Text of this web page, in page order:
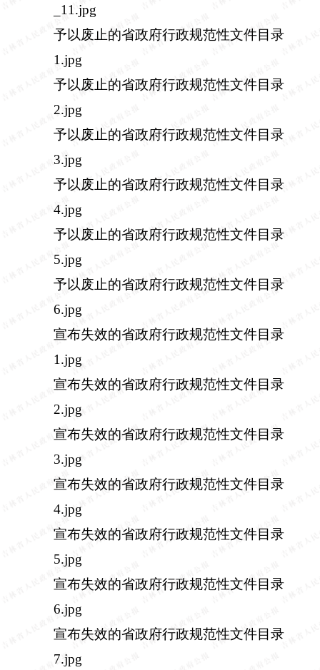
_11.jpg
予以废止的省政府行政规范性文件目录
1.jpg
予以废止的省政府行政规范性文件目录
2.jpg
予以废止的省政府行政规范性文件目录
3.jpg
予以废止的省政府行政规范性文件目录
4.jpg
予以废止的省政府行政规范性文件目录
5.jpg
予以废止的省政府行政规范性文件目录
6.jpg
宣布失效的省政府行政规范性文件目录
1.jpg
宣布失效的省政府行政规范性文件目录
2.jpg
宣布失效的省政府行政规范性文件目录
3.jpg
宣布失效的省政府行政规范性文件目录
4.jpg
宣布失效的省政府行政规范性文件目录
5.jpg
宣布失效的省政府行政规范性文件目录
6.jpg
宣布失效的省政府行政规范性文件目录
7.jpg